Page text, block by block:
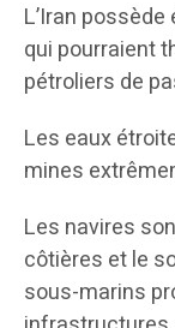
L’Iran
qui pourraient
pétroliers de
Les eaux
mines
Les navires
côtières et le
sous-marins